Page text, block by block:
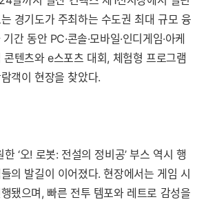
경기도가 주최하는 수도권 최대 규모 융
간 동안 PC·콘솔·모바일·인디게임·아케
텐츠와 e스포츠 대회, 체험형 프로그램
객이 현장을 찾았다.
‘오! 로봇: 전설의 정비공’ 부스 역시 행
의 발길이 이어졌다. 현장에서는 게임 시
됐으며, 빠른 전투 템포와 레트로 감성을